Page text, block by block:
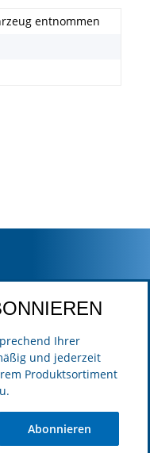
entnommen
Ihrer
und jederzeit
Produktsortiment
Abonnieren